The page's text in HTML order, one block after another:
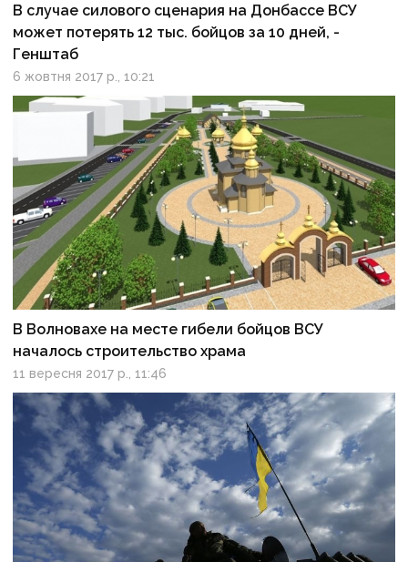
В случае силового сценария на Донбассе ВСУ
может потерять 12 тыс. бойцов за 10 дней, -
Генштаб
6 жовтня 2017 р., 10:21
В Волновахе на месте гибели бойцов ВСУ
началось строительство храма
11 вересня 2017 р., 11:46